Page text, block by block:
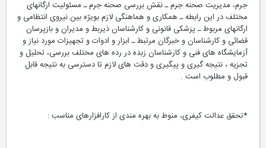
جرم، مدیریت صحنه جرم ـ نقش بررسی صحنه جرم ـ مسئولیت ارگانهای
مختلف در این رابطه ـ همکاری و هماهنگی لازم بویژه بین نیروی انتظامی و
ارگانهای مربوط ـ پزشکی قانونی و کارشناسان ذیربط و مدیران و بازپرسان
قضائی و کارشناسان و خبرگان مرتبط ـ ابزار و ادوات و تجهیزات مورد نیاز و
آزمایشگاه های فنی و کارشناسان زبده در رده های مختلف بررسی، تحلیل و
تجزیه ، نتیجه گیری و پیگیری و دقت های لازم تا دسترسی به نتیجه قابل
قبول و مطلوب است .
*تحقق عدالت کیفری، منوط به بهره مندی از کارافزارهای مناسب :